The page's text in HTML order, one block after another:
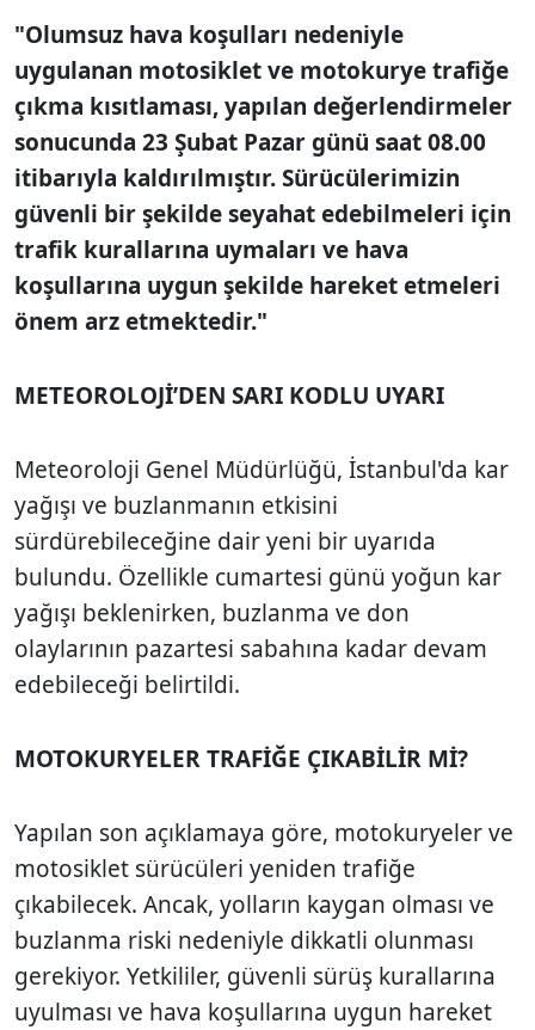
"Olumsuz hava koşulları nedeniyle
uygulanan motosiklet ve motokurye trafiğe
çıkma kısıtlaması, yapılan değerlendirmeler
sonucunda 23 Şubat Pazar günü saat 08.00
itibarıyla kaldırılmıştır. Sürücülerimizin
güvenli bir şekilde seyahat edebilmeleri için
trafik kurallarına uymaları ve hava
koşullarına uygun şekilde hareket etmeleri
önem arz etmektedir."
METEOROLOJİ’DEN SARI KODLU UYARI
Meteoroloji Genel Müdürlüğü, İstanbul'da kar
yağışı ve buzlanmanın etkisini
sürdürebileceğine dair yeni bir uyarıda
bulundu. Özellikle cumartesi günü yoğun kar
yağışı beklenirken, buzlanma ve don
olaylarının pazartesi sabahına kadar devam
edebileceği belirtildi.
MOTOKURYELER TRAFİĞE ÇIKABİLİR Mİ?
Yapılan son açıklamaya göre, motokuryeler ve
motosiklet sürücüleri yeniden trafiğe
çıkabilecek. Ancak, yolların kaygan olması ve
buzlanma riski nedeniyle dikkatli olunması
gerekiyor. Yetkililer, güvenli sürüş kurallarına
uyulması ve hava koşullarına uygun hareket